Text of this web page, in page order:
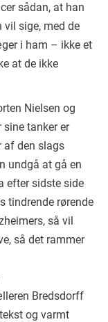
sådan, at han
sige, med de
i ham – ikke et
at de ikke
Nielsen og
tanker er
den slags
undgå at gå en
efter sidste side
tindrende rørende
så vil
så det rammer
Bredsdorff
og varmt